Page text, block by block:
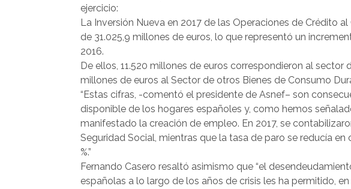
ejercicio:
La Inversión Nueva en 2017 de las Operaciones de Crédito
de 31.025,9 millones de euros, lo que representó un
2016.
De ellos, 11.520 millones de euros correspondieron al sector
millones de euros al Sector de otros Bienes de Consumo
“Estas cifras, -comentó el presidente de Asnef– son
disponible de los hogares españoles y, como hemos
manifestado la creación de empleo. En 2017, se
Seguridad Social, mientras que la tasa de paro se reducía en
%.”
Fernando Casero resaltó asimismo que “el
españolas a lo largo de los años de crisis les ha permitido,